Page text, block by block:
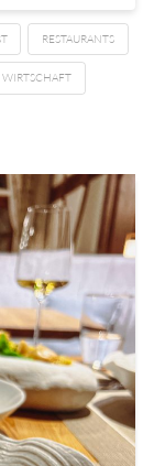
RESTAURANTS
WIRTSCHAFT